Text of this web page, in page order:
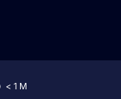
< 1 M